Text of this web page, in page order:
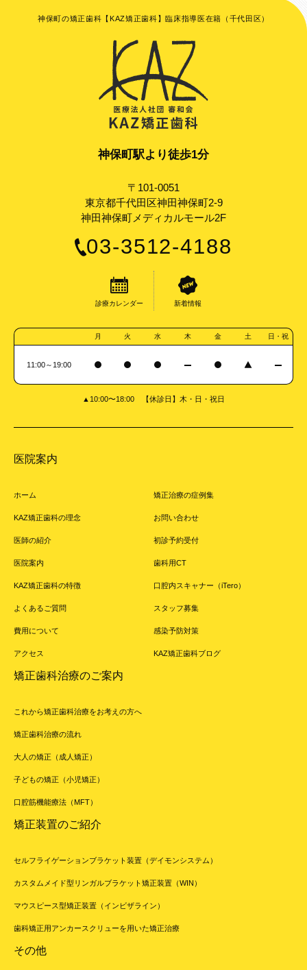
神保町の矯正歯科【KAZ矯正歯科】臨床指導医在籍（千代田区）
神保町駅より徒歩1分
〒101-0051
東京都千代田区神田神保町2-9
神田神保町メディカルモール2F
03-3512-4188
診療カレンダー 新着情報
月 火 水 木 金 土 日・祝
11:00～19:00
▲10:00〜18:00 【休診日】木・日・祝日
医院案内
ホーム
KAZ矯正歯科の理念
医師の紹介
医院案内
KAZ矯正歯科の特徴
よくあるご質問
費用について
アクセス
矯正治療の症例集
お問い合わせ
初診予約受付
歯科用CT
口腔内スキャナー（iTero）
スタッフ募集
感染予防対策
KAZ矯正歯科ブログ
矯正歯科治療のご案内
これから矯正歯科治療をお考えの方へ
矯正歯科治療の流れ
大人の矯正（成人矯正）
子どもの矯正（小児矯正）
口腔筋機能療法（MFT）
矯正装置のご紹介
セルフライゲーションブラケット装置（デイモンシステム）
カスタムメイド型リンガルブラケット矯正装置（WIN）
マウスピース型矯正装置（インビザライン）
歯科矯正用アンカースクリューを用いた矯正治療
その他